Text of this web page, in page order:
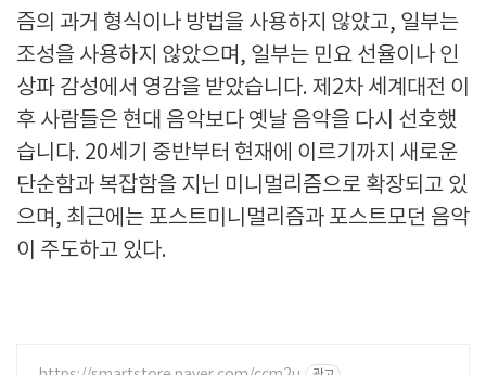
즘의 과거 형식이나 방법을 사용하지 않았고, 일부는
조성을 사용하지 않았으며, 일부는 민요 선율이나 인
상파 감성에서 영감을 받았습니다. 제2차 세계대전 이
후 사람들은 현대 음악보다 옛날 음악을 다시 선호했
습니다. 20세기 중반부터 현재에 이르기까지 새로운
단순함과 복잡함을 지닌 미니멀리즘으로 확장되고 있
으며, 최근에는 포스트미니멀리즘과 포스트모던 음악
이 주도하고 있다.